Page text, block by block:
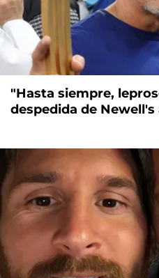
"Hasta siempre,
despedida de Newell's